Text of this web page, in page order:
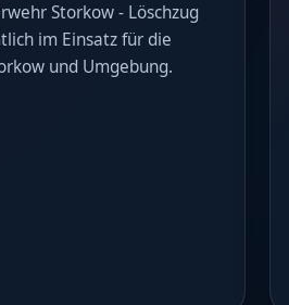
Storkow - Löschzug
im Einsatz für die
und Umgebung.